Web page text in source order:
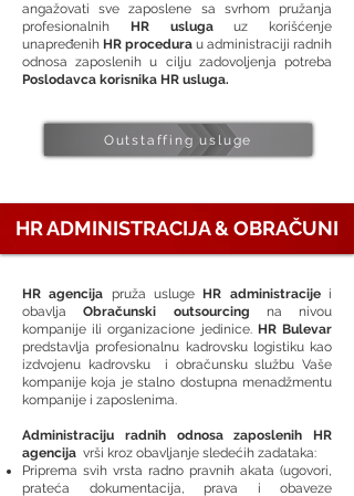
angažovati sve zaposlene sa svrhom pružanja
profesionalnih HR uslugauz korišćenje
unapređenih HR procedura u administraciji radnih
odnosa zaposlenih u cilju zadovoljenja potreba
Poslodavca korisnika HR usluga.
Outstaffing usluge
HR ADMINISTRACIJA & OBRAČUNI
HR agencija pruža usluge HR administracijei
obavljaObračunski outsourcing na nivou
kompanije ili organizacione jedinice. HR Bulevar
predstavlja profesionalnu kadrovsku logistiku kao
izdvojenu kadrovsku i obračunsku službu Vaše
kompanije koja je stalno dostupna menadžmentu
kompanije i zaposlenima.
Administraciju radnih odnosa zaposlenih HR
agencija vrši kroz obavljanje sledećih zadataka:
Priprema svih vrsta radno pravnih akata (ugovori,
prateća dokumentacija, prava i obaveze